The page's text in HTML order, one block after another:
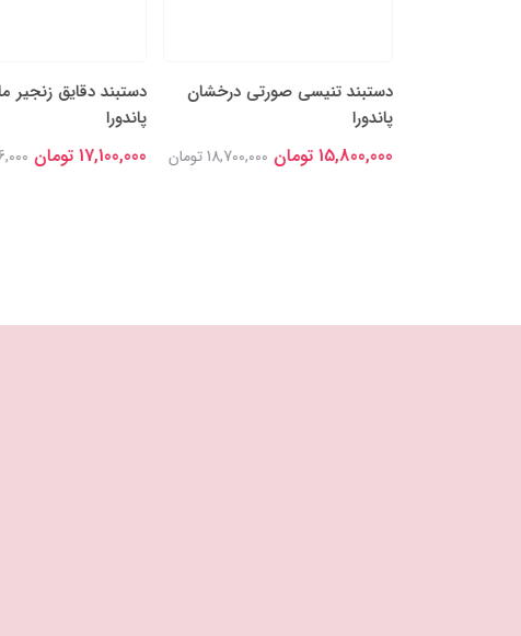
دستبند تنیسی صورتی درخشان
پاندورا
15,800,000 تومان 18,700,000 تومان
دستبند دقایق زنجیر
پاندورا
17,100,000 تومان